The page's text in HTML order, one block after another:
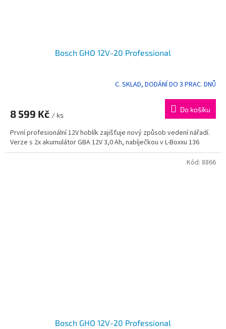
Bosch GHO 12V-20 Professional
C. SKLAD, DODÁNÍ DO 3 PRAC. DNŮ
8 599 Kč / ks
Do košíku
První profesionální 12V hoblík zajišťuje nový způsob vedení nářadí.
Verze s 2x akumulátor GBA 12V 3,0 Ah, nabíječkou v L-Boxxu 136
Bosch GHO 12V-20 Professional
Kód: 8866